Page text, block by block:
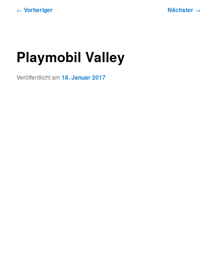
Beitragsnavigation
← Vorheriger Nächster →
Playmobil Valley
Veröffentlicht am18. Januar 2017